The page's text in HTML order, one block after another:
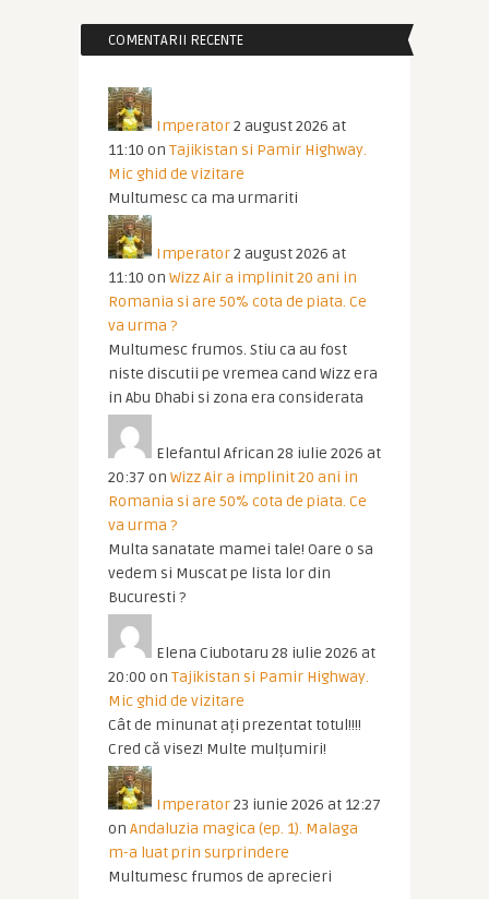
COMENTARII RECENTE
Imperator2 august 2026 at
11:10 on Tajikistan si Pamir Highway.
Mic ghid de vizitare
Multumesc ca ma urmariti
Imperator2 august 2026 at
11:10 on Wizz Air a implinit 20 ani in
Romania si are 50% cota de piata. Ce
va urma ?
Multumesc frumos. Stiu ca au fost
niste discutii pe vremea cand Wizz era
in Abu Dhabi si zona era considerata
Elefantul African 28 iulie 2026 at
20:37 on Wizz Air a implinit 20 ani in
Romania si are 50% cota de piata. Ce
va urma ?
Multa sanatate mamei tale! Oare o sa
vedem si Muscat pe lista lor din
Bucuresti ?
Elena Ciubotaru 28 iulie 2026 at
20:00 on Tajikistan si Pamir Highway.
Mic ghid de vizitare
Cât de minunat ați prezentat totul!!!!
Cred că visez! Multe mulțumiri!
Imperator23 iunie 2026 at 12:27
on Andaluzia magica (ep. 1). Malaga
m-a luat prin surprindere
Multumesc frumos de aprecieri